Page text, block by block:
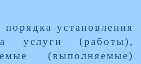
порядка установления
услуги (работы),
(выполняемые)